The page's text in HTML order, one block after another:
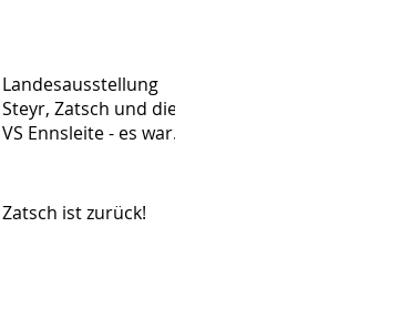
Landesausstellung
Steyr, Zatsch und die
VS Ennsleite - es war
Zatsch ist zurück!